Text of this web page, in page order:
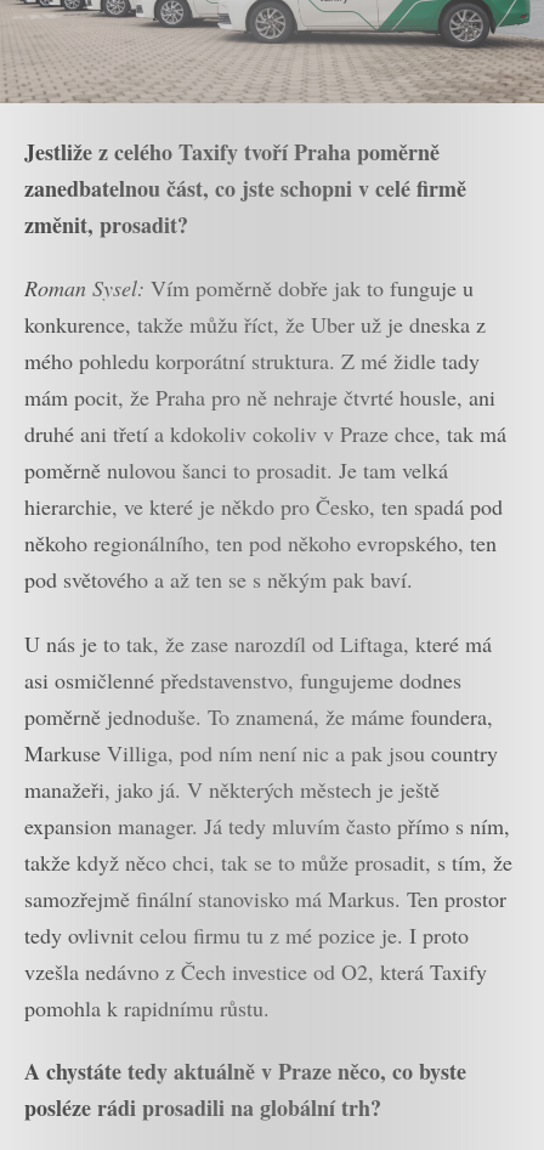
Jestliže z celého Taxify tvoří Praha poměrně
zanedbatelnou část, co jste schopni v celé firmě
změnit, prosadit?
Roman Sysel: Vím poměrně dobře jak to funguje u
konkurence, takže můžu říct, že Uber už je dneska z
mého pohledu korporátní struktura. Z mé židle tady
mám pocit, že Praha pro ně nehraje čtvrté housle, ani
druhé ani třetí a kdokoliv cokoliv v Praze chce, tak má
poměrně nulovou šanci to prosadit. Je tam velká
hierarchie, ve které je někdo pro Česko, ten spadá pod
někoho regionálního, ten pod někoho evropského, ten
pod světového a až ten se s někým pak baví.
U nás je to tak, že zase narozdíl od Liftaga, které má
asi osmičlenné představenstvo, fungujeme dodnes
poměrně jednoduše. To znamená, že máme foundera,
Markuse Villiga, pod ním není nic a pak jsou country
manažeři, jako já. V některých městech je ještě
expansion manager. Já tedy mluvím často přímo s ním,
takže když něco chci, tak se to může prosadit, s tím, že
samozřejmě finální stanovisko má Markus. Ten prostor
tedy ovlivnit celou firmu tu z mé pozice je. I proto
vzešla nedávno z Čech investice od O2, která Taxify
pomohla k rapidnímu růstu.
A chystáte tedy aktuálně v Praze něco, co byste
posléze rádi prosadili na globální trh?